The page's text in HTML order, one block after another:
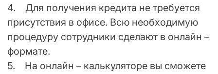
4. Для получения кредита не требуется
присутствия в офисе. Всю необходимую
процедуру сотрудники сделают в онлайн –
формате.
5. На онлайн – калькуляторе вы сможете